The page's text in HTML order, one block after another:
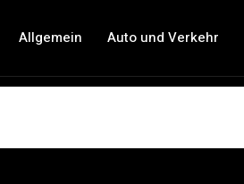
Allgemein Auto und Verkehr